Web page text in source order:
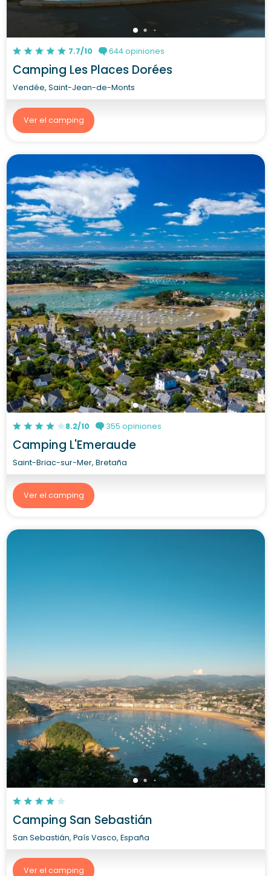
7.7/10 644 opiniones
Camping Les Places Dorées
Vendée, Saint-Jean-de-Monts
Ver el camping
8.2/10 355 opiniones
Camping L'Emeraude
Saint-Briac-sur-Mer, Bretaña
Ver el camping
Camping San Sebastián
San Sebastián, País Vasco, España
Ver el camping